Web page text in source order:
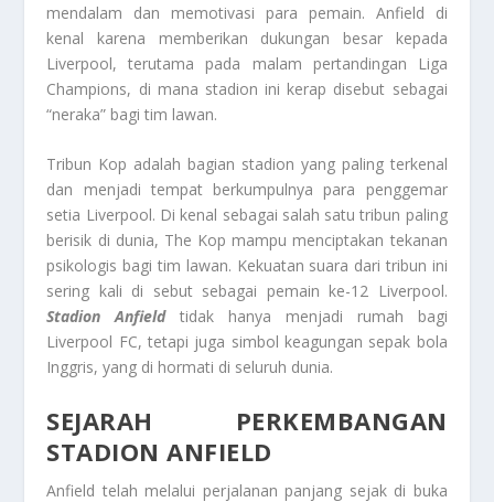
mendalam dan memotivasi para pemain. Anfield di
kenal karena memberikan dukungan besar kepada
Liverpool, terutama pada malam pertandingan Liga
Champions, di mana stadion ini kerap disebut sebagai
“neraka” bagi tim lawan.
Tribun Kop adalah bagian stadion yang paling terkenal
dan menjadi tempat berkumpulnya para penggemar
setia Liverpool. Di kenal sebagai salah satu tribun paling
berisik di dunia, The Kop mampu menciptakan tekanan
psikologis bagi tim lawan. Kekuatan suara dari tribun ini
sering kali di sebut sebagai pemain ke-12 Liverpool.
Stadion Anfieldtidak hanya menjadi rumah bagi
Liverpool FC, tetapi juga simbol keagungan sepak bola
Inggris, yang di hormati di seluruh dunia.
SEJARAH PERKEMBANGAN
STADION ANFIELD
Anfield telah melalui perjalanan panjang sejak di buka